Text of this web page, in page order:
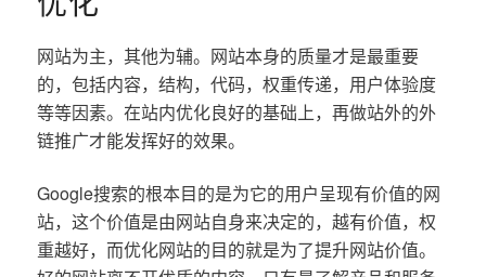
网站为主，其他为辅。网站本身的质量才是最重要
的，包括内容，结构，代码，权重传递，用户体验度
等等因素。在站内优化良好的基础上，再做站外的外
链推广才能发挥好的效果。
Google搜索的根本目的是为它的用户呈现有价值的网
站，这个价值是由网站自身来决定的，越有价值，权
重越好，而优化网站的目的就是为了提升网站价值。